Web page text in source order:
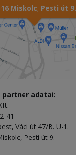
Miskolc, Pesti út 9.
partner adatai:
41
Váci út 47/B. Ü-1.
Pesti út 9.